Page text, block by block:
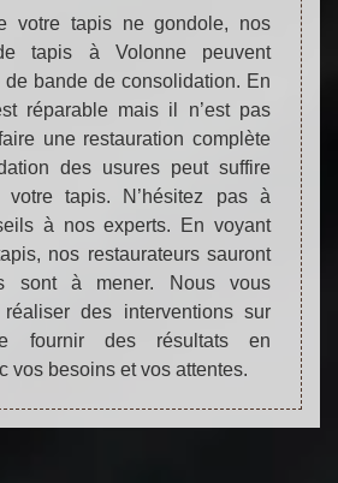
votre tapis ne gondole, nos
tapis à Volonne peuvent
bande de consolidation. En
réparable mais il n’est pas
une restauration complète
des usures peut suffire
votre tapis. N’hésitez pas à
à nos experts. En voyant
nos restaurateurs sauront
sont à mener. Nous vous
des interventions sur
fournir des résultats en
vos besoins et vos attentes.